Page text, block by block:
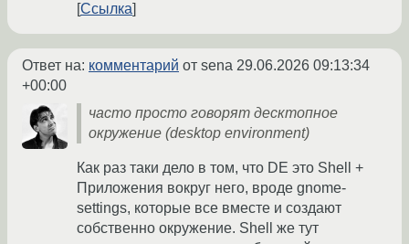
Ссылка
Ответ на: комментарий от sena 29.06.2026 09:13:34
+00:00
часто просто говорят десктопное
окружение (desktop environment)
Как раз таки дело в том, что DE это Shell +
Приложения вокруг него, вроде gnome-
settings, которые все вместе и создают
собственно окружение. Shell же тут